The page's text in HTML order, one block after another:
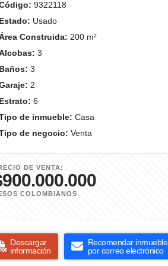
9322118
Usado
Construida: 200 m²
3
3
2
6
de inmueble: Casa
de negocio: Venta
DE VENTA:
COLOMBIANOS
Descargar
información
Recomendar inmueble
por correo electrónico